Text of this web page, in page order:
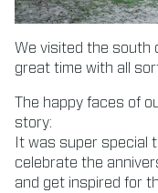
We visited the south
great time with all
The happy faces of
story:
It was super special
celebrate the
and get inspired for